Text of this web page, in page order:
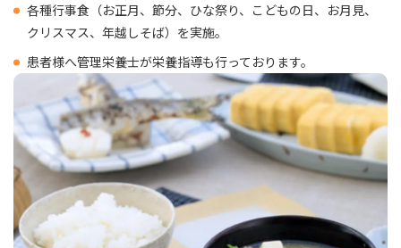
各種行事食（お正月、節分、ひな祭り、こどもの日、お月見、
クリスマス、年越しそば）を実施。
患者様へ管理栄養士が栄養指導も行っております。